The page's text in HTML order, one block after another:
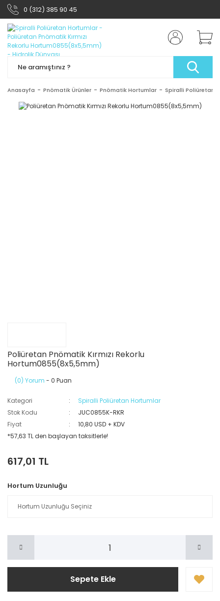
0 (312) 385 90 45
Anasayfa Pnömatik Ürünler Pnömatik Hortumlar Spiralli Poliüretan
Poliüretan Pnömatik Kırmızı Rekorlu
Hortum0855(8x5,5mm)
(0) Yorum - 0 Puan
Kategori
Spiralli Poliüretan Hortumlar
Stok Kodu
JUC0855K-RKR
Fiyat
10,80 USD + KDV
*57,63 TL den başlayan taksitlerle!
617,01 TL
Hortum Uzunluğu
Sepete Ekle